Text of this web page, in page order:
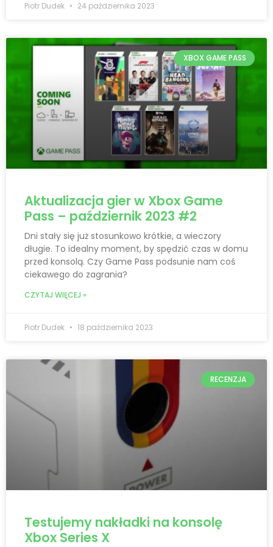
Piotr Dudek 24 października 2023
XBOX GAME PASS
Aktualizacja gier w Xbox Game
Pass – październik 2023 #2
Dni stały się już stosunkowo krótkie, a wieczory
długie. To idealny moment, by spędzić czas w domu
przed konsolą. Czy Game Pass podsunie nam coś
ciekawego do zagrania?
CZYTAJ WIĘCEJ »
Piotr Dudek 18 października 2023
RECENZJA
Testujemy nakładki na konsolę
Xbox Series X